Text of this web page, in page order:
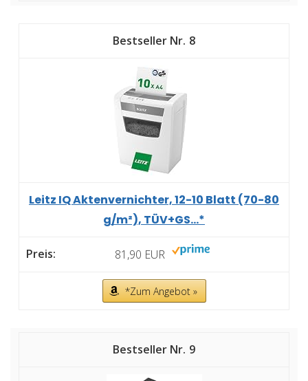
8
Leitz IQ Aktenvernichter, 12-10 Blatt (70-80
g/m²), TÜV+GS...*
81,90 EUR
*Zum Angebot »
9